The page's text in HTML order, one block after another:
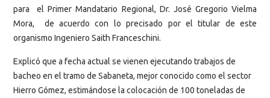
para el Primer Mandatario Regional, Dr. José Gregorio Vielma
Mora, de acuerdo con lo precisado por el titular de este
organismo Ingeniero Saith Franceschini.
Explicó que a fecha actual se vienen ejecutando trabajos de
bacheo en el tramo de Sabaneta, mejor conocido como el sector
Hierro Gómez, estimándose la colocación de 100 toneladas de